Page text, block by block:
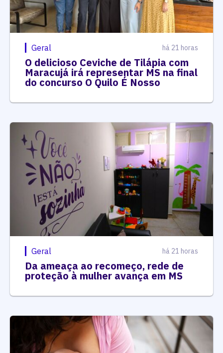
Geral há 21 horas
O delicioso Ceviche de Tilápia com
Maracujá irá representar MS na final
do concurso O Quilo É Nosso
Geral há 21 horas
Da ameaça ao recomeço, rede de
proteção à mulher avança em MS